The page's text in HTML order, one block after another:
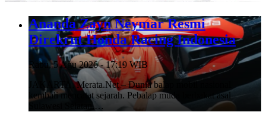
Ananda Zayn Neymar Resmi
Direkrut Honda Racing Indonesia
Rabu, 5 Agu 2026 - 17:19 WIB
JAKARTA, Merata.Net – Dunia balap mobil nasional
kembali mencatat sejarah. Pebalap muda berbakat asal
Sulawesi Selatan,…